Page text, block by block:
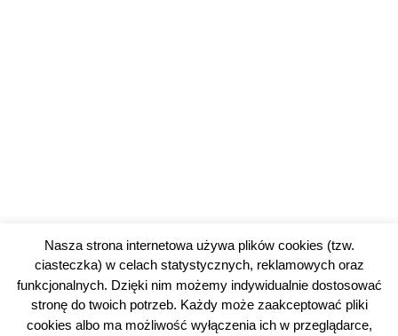
Nasza strona internetowa używa plików cookies (tzw.
ciasteczka) w celach statystycznych, reklamowych oraz
funkcjonalnych. Dzięki nim możemy indywidualnie dostosować
stronę do twoich potrzeb. Każdy może zaakceptować pliki
cookies albo ma możliwość wyłączenia ich w przeglądarce,